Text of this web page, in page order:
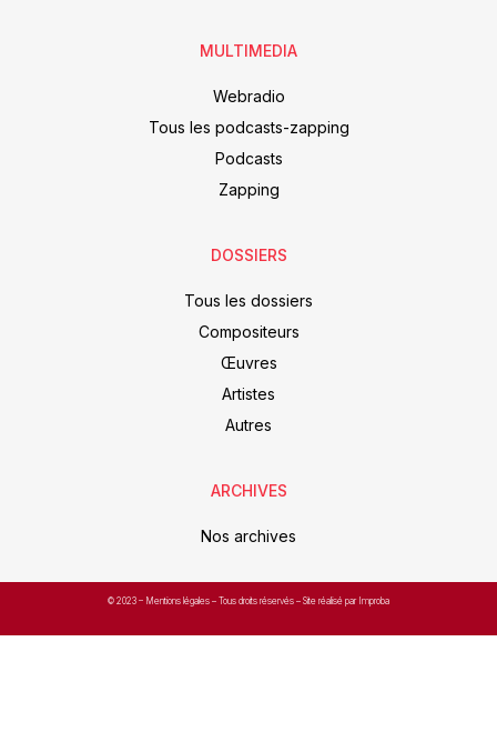
MULTIMEDIA
Webradio
Tous les podcasts-zapping
Podcasts
Zapping
DOSSIERS
Tous les dossiers
Compositeurs
Œuvres
Artistes
Autres
ARCHIVES
Nos archives
© 2023 – Mentions légales – Tous droits réservés – Site réalisé par Improba